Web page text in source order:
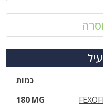
כמות
180 MG